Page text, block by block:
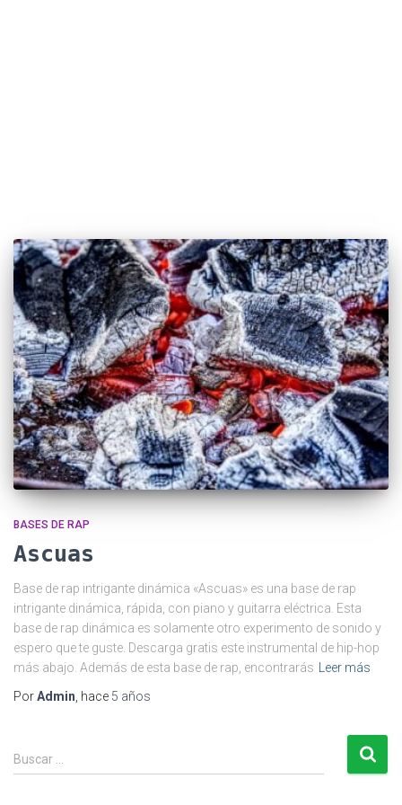
BASES DE RAP
Ascuas
Base de rap intrigante dinámica «Ascuas» es una base de rap
intrigante dinámica, rápida, con piano y guitarra eléctrica. Esta
base de rap dinámica es solamente otro experimento de sonido y
espero que te guste. Descarga gratis este instrumental de hip-hop
más abajo. Además de esta base de rap, encontrarás
Leer más
PorAdmin , hace 5 años
u
Buscar …